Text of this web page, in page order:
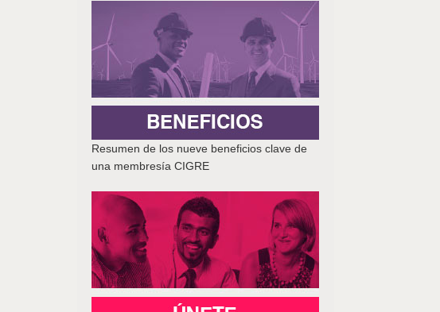
Resumen de los nueve beneficios clave de
una membresía CIGRE